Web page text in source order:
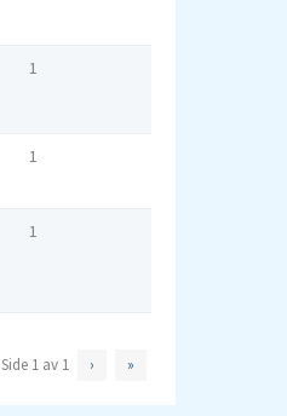
1
1
1
Side 1 av 1 › »